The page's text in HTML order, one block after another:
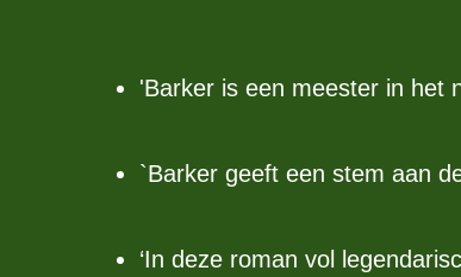
'Barker is een meester in het
`Barker geeft een stem aan
‘In deze roman vol